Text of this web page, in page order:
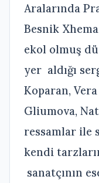
Aralarında
Besnik
ekol olmuş
yer aldığı
Koparan,
Gliumova,
ressamlar ile
kendi
sanatçının